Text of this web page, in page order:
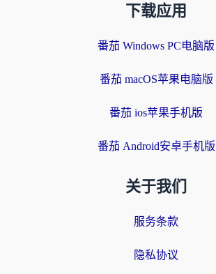
下载应用
番茄 Windows PC电脑版
番茄 macOS苹果电脑版
番茄 ios苹果手机版
番茄 Android安卓手机版
关于我们
服务条款
隐私协议